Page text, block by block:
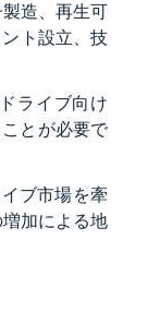
造、再生可
ト設立、技
ライブ向け
とが必要で
ブ市場を牽
加による地